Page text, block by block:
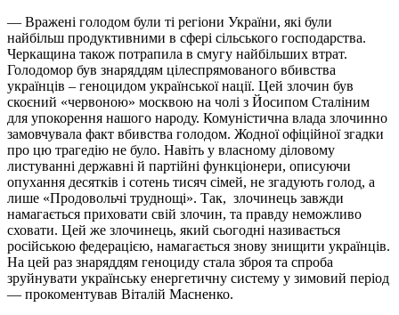
— Вражені голодом були ті регіони України, які були
найбільш продуктивними в сфері сільського господарства.
Черкащина також потрапила в смугу найбільших втрат.
Голодомор був знаряддям цілеспрямованого вбивства
українців – геноцидом української нації. Цей злочин був
скоєний «червоною» москвою на чолі з Йосипом Сталіним
для упокорення нашого народу. Комуністична влада злочинно
замовчувала факт вбивства голодом. Жодної офіційної згадки
про цю трагедію не було. Навіть у власному діловому
листуванні державні й партійні функціонери, описуючи
опухання десятків і сотень тисяч сімей, не згадують голод, а
лише «Продовольчі труднощі». Так, злочинець завжди
намагається приховати свій злочин, та правду неможливо
сховати. Цей же злочинець, який сьогодні називається
російською федерацією, намагається знову знищити українців.
На цей раз знаряддям геноциду стала зброя та спроба
зруйнувати українську енергетичну систему у зимовий період
— прокоментував Віталій Масненко.